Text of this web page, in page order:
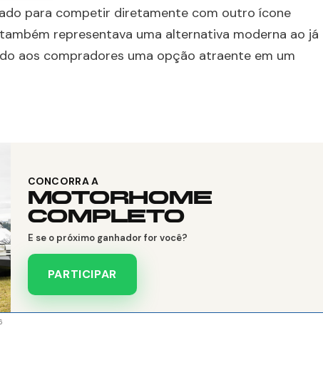
para competir diretamente com outro ícone
representava uma alternativa moderna ao já
aos compradores uma opção atraente em um
CONCORRA A
MOTORHOME
COMPLETO
E se o próximo ganhador for você?
PARTICIPAR